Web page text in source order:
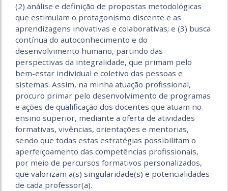
(2) análise e definição de propostas metodológicas
que estimulam o protagonismo discente e as
aprendizagens inovativas e colaborativas; e (3) busca
contínua do autoconhecimento e do
desenvolvimento humano, partindo das
perspectivas da integralidade, que primam pelo
bem-estar individual e coletivo das pessoas e
sistemas. Assim, na minha atuação profissional,
procuro primar pelo desenvolvimento de programas
e ações de qualificação dos docentes que atuam no
ensino superior, mediante a oferta de atividades
formativas, vivências, orientações e mentorias,
sendo que todas estas estratégias possibilitam o
aperfeiçoamento das competências profissionais,
por meio de percursos formativos personalizados,
que valorizam a(s) singularidade(s) e potencialidades
de cada professor(a).